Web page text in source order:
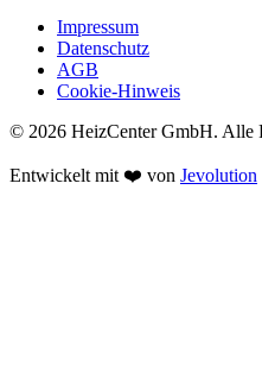
Impressum
Datenschutz
AGB
Cookie-Hinweis
© 2026 HeizCenter GmbH. Alle
Entwickelt mit ❤️ von Jevolution